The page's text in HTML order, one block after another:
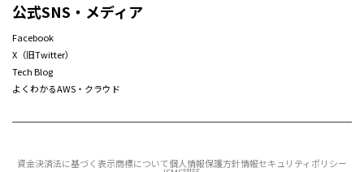
公式SNS・メディア
Facebook
X（旧Twitter）
Tech Blog
よくわかるAWS・クラウド
資金決済法に基づく表示商標について個人情報保護方針情報セキュリティポリシー